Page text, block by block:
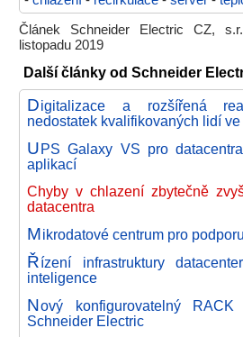
Článek Schneider Electric CZ,
listopadu 2019
Další články od Schneider
Digitalizace a rozšířená
nedostatek kvalifikovaných lidí
UPS Galaxy VS pro
aplikací
Chyby v chlazení zbytečně
datacentra
Mikrodatové centrum pro
Řízení infrastruktury
inteligence
Nový konfigurovatelný
Schneider Electric